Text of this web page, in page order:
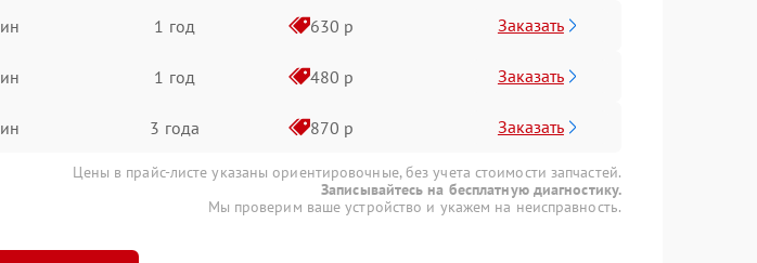
1 год 630 р Заказать
1 год 480 р Заказать
3 года 870 р Заказать
Цены в прайс-листе указаны ориентировочные, без учета стоимости запчастей.
Записывайтесь на бесплатную диагностику.
Мы проверим ваше устройство и укажем на неисправность.